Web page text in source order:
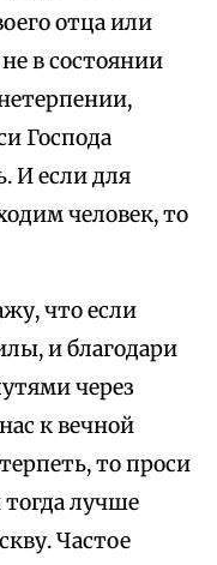
отца или
в состоянии
Господа
И если для
человек, то
что если
и благодари
через
к вечной
то проси
тогда лучше
Частое